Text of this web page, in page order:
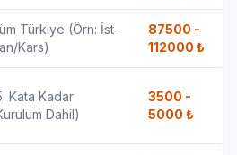
Türkiye (Örn: İst-
Kars)
87500 -
112000 ₺
Kata Kadar
Dahil)
3500 -
5000 ₺